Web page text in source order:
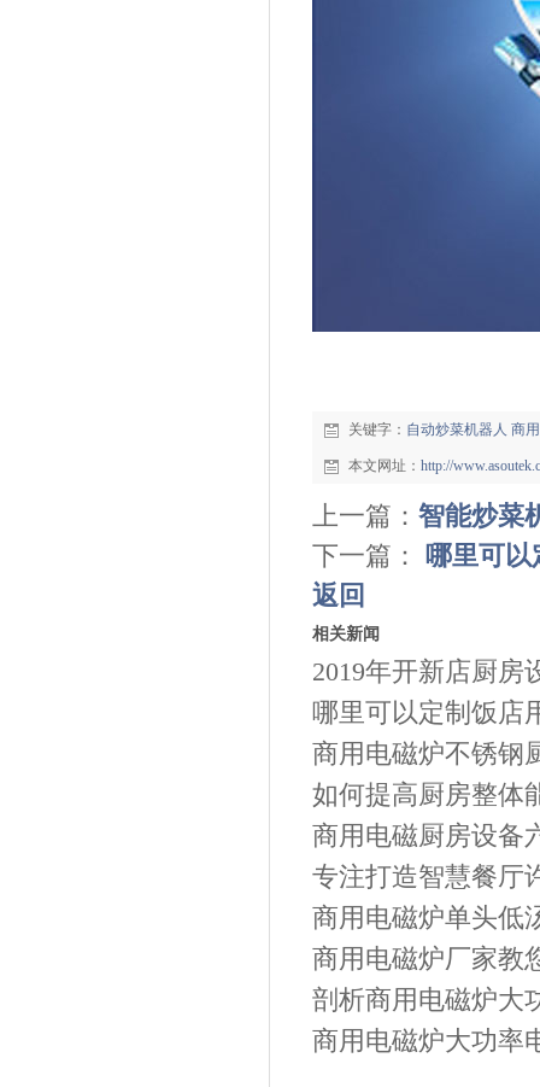
关键字： 自动炒菜机器人 商
本文网址： http://
上一篇： 智能炒菜
下一篇： 哪里可以
返回
相关新闻
2019年开新店厨房
哪里可以定制饭店
商用电磁炉不锈钢
如何提高厨房整体
商用电磁厨房设备
专注打造智慧餐厅
商用电磁炉单头低
商用电磁炉厂家教
剖析商用电磁炉大
商用电磁炉大功率